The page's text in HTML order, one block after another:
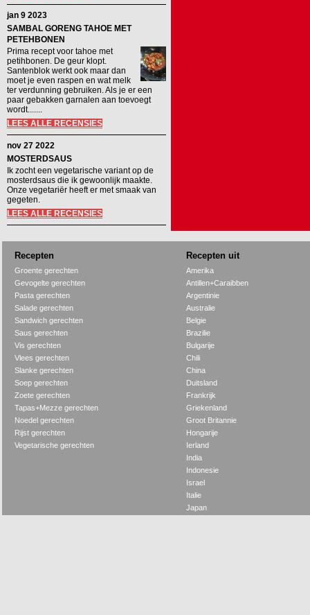
jan 9 2023
SAMBAL GORENG TAHOE MET
PETEHBONEN
Prima recept voor tahoe met
petihbonen. De geur klopt.
Santenblok werkt ook maar dan
moet je even raspen en wat melk
ter verdunning gebruiken. Als je er een
paar gebakken garnalen aan toevoegt
wordt.......
LEES ALLE RECENSIES
nov 27 2022
MOSTERDSAUS
Ik zocht een vegetarische variant op de
mosterdsaus die ik gewoonlijk maakte.
Onze vegetariër heeft er met smaak van
gegeten.
LEES ALLE RECENSIES
Recepten Recepten uit
Groente gerechten
Gevogelte gerechten
Pasta gerechten
Salade gerechten
Sandwich gerechten
Saus gerechten
Vis gerechten
Vlees gerechten
Slanke gerechten
Soep gerechten
Zoete gerechten
Tapas+Mezze gerechten
Noedel gerechten
Rijst gerechten
Vegetarische gerechten
Amerika
Antillen+Caraibben
Argentinie
Australie
Belgie
Brazilie
Bulgarije
Chili
China
Duitsland
Frankrijk
Griekenland
Groot Britannie
Hongarije
Ierland
India
Indonesie
Israel
Italie
Japan